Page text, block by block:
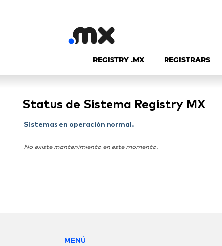
REGISTRY .MX REGISTRARS
Status de Sistema Registry MX
Sistemas en operación normal.
No existe mantenimiento en este momento.
MENÚ